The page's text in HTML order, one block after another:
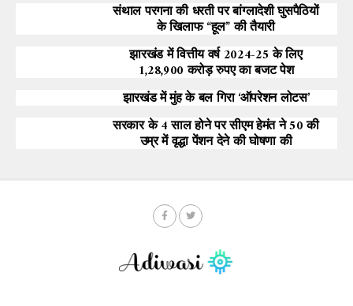
संथाल परगना की धरती पर बांग्लादेशी घुसपैठियों
के खिलाफ “हूल” की तैयारी
झारखंड में वित्तीय वर्ष 2024-25 के लिए
1,28,900 करोड़ रुपए का बजट पेश
झारखंड में मुंह के बल गिरा ‘ऑपरेशन लोटस’
सरकार के 4 साल होने पर सीएम हेमंत ने 50 की
उम्र में वृद्धा पेंशन देने की घोषणा की